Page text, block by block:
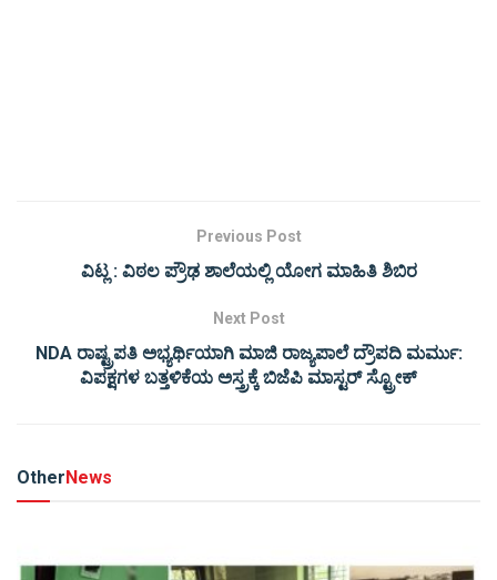
Previous Post
ವಿಟ್ಲ : ವಿಠಲ ಪ್ರೌಢ ಶಾಲೆಯಲ್ಲಿ ಯೋಗ ಮಾಹಿತಿ ಶಿಬಿರ
Next Post
NDA ರಾಷ್ಟ್ರಪತಿ ಅಭ್ಯರ್ಥಿಯಾಗಿ ಮಾಜಿ ರಾಜ್ಯಪಾಲೆ ದ್ರೌಪದಿ ಮರ್ಮು:
ವಿಪಕ್ಷಗಳ ಬತ್ತಳಿಕೆಯ ಅಸ್ತ್ರಕ್ಕೆ ಬಿಜೆಪಿ ಮಾಸ್ಟರ್ ಸ್ಟ್ರೋಕ್
OtherNews